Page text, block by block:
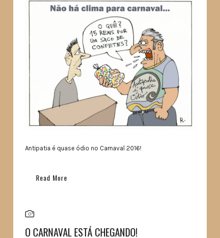
Antipatia é quase ódio no Carnaval 2016!
Read More
O CARNAVAL ESTÁ CHEGANDO!